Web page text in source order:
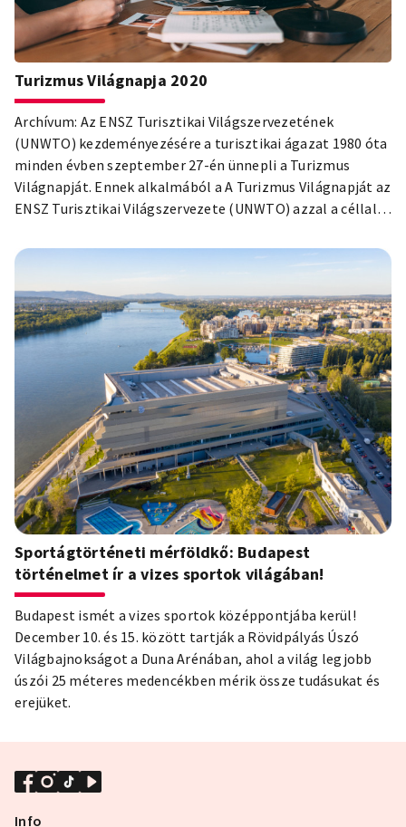
Turizmus Világnapja 2020
Archívum: Az ENSZ Turisztikai Világszervezetének
(UNWTO) kezdeményezésére a turisztikai ágazat 1980 óta
minden évben szeptember 27-én ünnepli a Turizmus
Világnapját. Ennek alkalmából a A Turizmus Világnapját az
ENSZ Turisztikai Világszervezete (UNWTO) azzal a céllal
szolgáltatók, valamint a turisztikai szektorban dolgozók
együtt ünnepeljék a turizmust és felhívják a figyelmet a
szektor társadalmi, kulturális és gazdasági értékére. A
COVID 19 járvány miatt ma különösen fontos az
összefogás a turisztikai szakmában. Tájékoztatjuk, hogy a
csatlakozó partnerek listája folyamatosan frissül!
Sportágtörténeti mérföldkő: Budapest
történelmet ír a vizes sportok világában!
Budapest ismét a vizes sportok középpontjába kerül!
December 10. és 15. között tartják a Rövidpályás Úszó
Világbajnokságot a Duna Arénában, ahol a világ legjobb
úszói 25 méteres medencékben mérik össze tudásukat és
erejüket.
Info